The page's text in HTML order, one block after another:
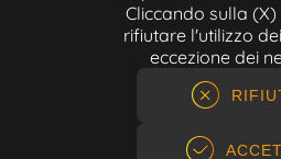
Cliccando sulla
rifiutare l'utilizzo
eccezione dei
Capitale sociale: